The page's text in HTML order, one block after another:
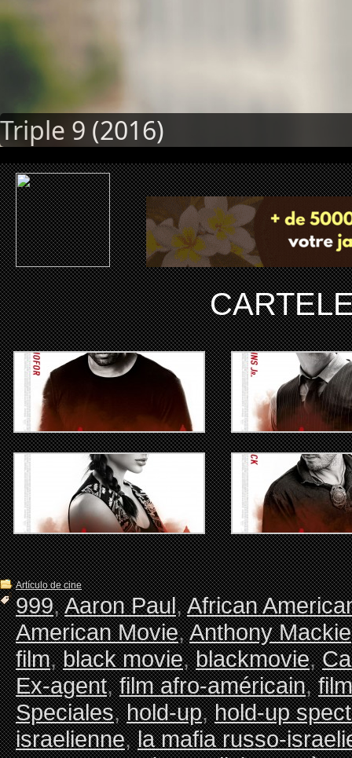
Triple 9 (2016)
Artículo de cine
999,Aaron Paul,African
American Movie,Anthony Mackie
film,black movie,blackmovie,
Ex-agent,film afro-américain,
Speciales,hold-up,hold-up
israelienne,la mafia russo-